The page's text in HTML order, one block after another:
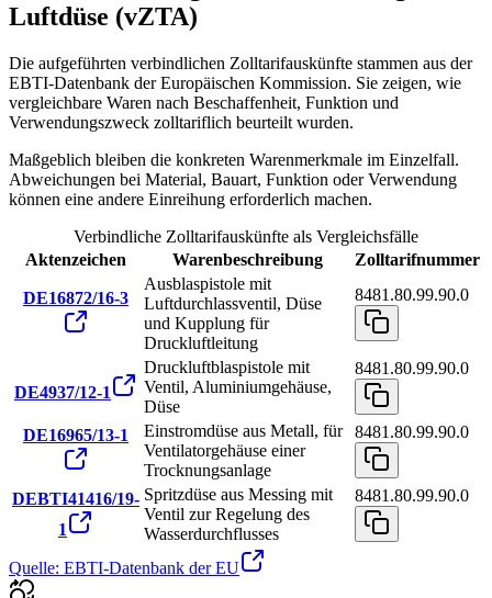
Luftdüse (vZTA)
Die aufgeführten verbindlichen Zolltarifauskünfte stammen aus der
EBTI-Datenbank der Europäischen Kommission. Sie zeigen, wie
vergleichbare Waren nach Beschaffenheit, Funktion und
Verwendungszweck zolltariflich beurteilt wurden.
Maßgeblich bleiben die konkreten Warenmerkmale im Einzelfall.
Abweichungen bei Material, Bauart, Funktion oder Verwendung
können eine andere Einreihung erforderlich machen.
Verbindliche Zolltarifauskünfte als Vergleichsfälle
Aktenzeichen
Warenbeschreibung Zolltarifnummer
DE16872/16-3
Ausblaspistole mit
Luftdurchlassventil, Düse
und Kupplung für
Druckluftleitung
8481.80.99.90.0
DE4937/12-1
Druckluftblaspistole mit
Ventil, Aluminiumgehäuse,
Düse
8481.80.99.90.0
DE16965/13-1
Einstromdüse aus Metall, für
Ventilatorgehäuse einer
Trocknungsanlage
8481.80.99.90.0
DEBTI41416/19-
1
Spritzdüse aus Messing mit
Ventil zur Regelung des
Wasserdurchflusses
8481.80.99.90.0
Quelle: EBTI-Datenbank der EU